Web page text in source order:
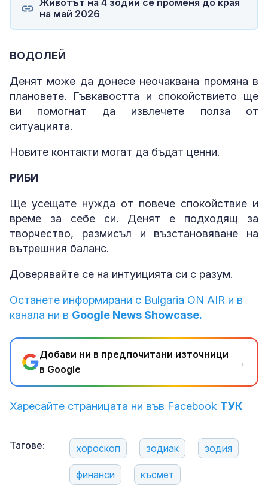
на май 2026
ВОДОЛЕЙ
Денят може да донесе неочаквана промяна в
плановете. Гъвкавостта и спокойствието ще
ви помогнат да извлечете полза от
ситуацията.
Новите контакти могат да бъдат ценни.
РИБИ
Ще усещате нужда от повече спокойствие и
време за себе си. Денят е подходящ за
творчество, размисъл и възстановяване на
вътрешния баланс.
Доверявайте се на интуицията си с разум.
Останете информирани с Bulgaria ON AIR и в
канала ни в Google News Showcase.
Добави ни в предпочитани източници
в Google
→
Харесайте страницата ни във Facebook ТУК
Тагове: хороскоп зодиак зодия
финанси късмет